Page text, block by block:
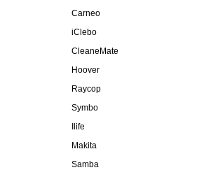
Carneo
iClebo
CleaneMate
Hoover
Raycop
Symbo
Ilife
Makita
Samba